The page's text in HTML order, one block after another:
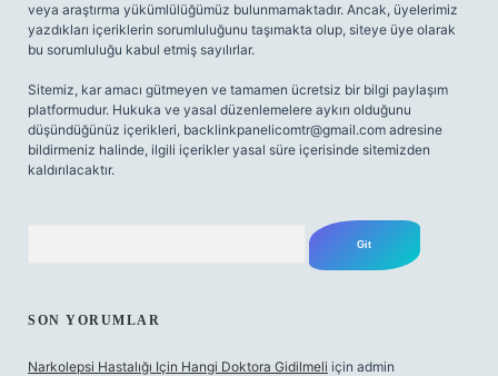
veya araştırma yükümlülüğümüz bulunmamaktadır. Ancak, üyelerimiz
yazdıkları içeriklerin sorumluluğunu taşımakta olup, siteye üye olarak
bu sorumluluğu kabul etmiş sayılırlar.
Sitemiz, kar amacı gütmeyen ve tamamen ücretsiz bir bilgi paylaşım
platformudur. Hukuka ve yasal düzenlemelere aykırı olduğunu
düşündüğünüz içerikleri, backlinkpanelicomtr@gmail.com adresine
bildirmeniz halinde, ilgili içerikler yasal süre içerisinde sitemizden
kaldırılacaktır.
SON YORUMLAR
Narkolepsi Hastalığı Için Hangi Doktora Gidilmeli için admin